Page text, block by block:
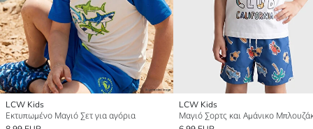
LCW Kids
Εκτυπωμένο Μαγιό Σετ για αγόρια
LCW Kids